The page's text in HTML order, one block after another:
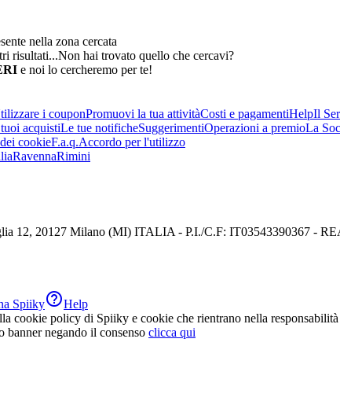
nella zona cercata
risultati...Non hai trovato quello che cercavi?
e noi lo cercheremo per te!
i couponPromuovi la tua attivitàCosti e pagamentiHelpIl
acquistiLe tue notificheSuggerimentiOperazioni a premioLa
cookieF.a.q.Accordo per l'utilizzo
RavennaRimini
12, 20127 Milano (MI) ITALIA - P.I./C.F: IT03543390367 -
SpiikyHelp
cookie policy di Spiiky e cookie che rientrano nella
banner negando il consenso clicca qui